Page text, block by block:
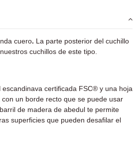
cuero. La parte posterior del cuchillo
cuchillos de este tipo.
certificada FSC® y una hoja
un borde recto que se puede usar
de madera de abedul te permite
superficies que pueden desafilar el